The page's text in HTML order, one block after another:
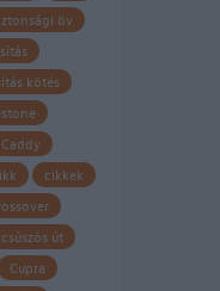
öv
kötés
Caddy
cikkek
csúszós út
Cupra